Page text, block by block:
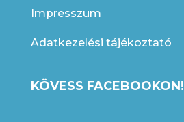
Impresszum
Adatkezelési tájékoztató
KÖVESS FACEBOOKON!